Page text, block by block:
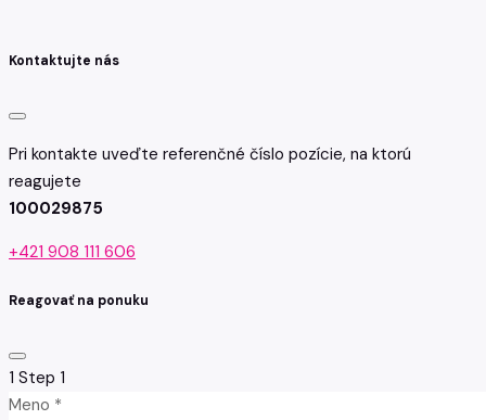
Kontaktujte nás
Pri kontakte uveďte referenčné číslo pozície, na ktorú
reagujete
100029875
+421 908 111 606
Reagovať na ponuku
1 Step 1
Meno *